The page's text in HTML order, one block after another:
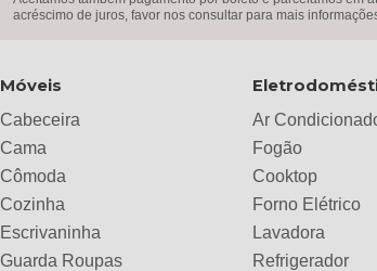
acréscimo de juros, favor nos consultar para mais
Móveis
Cabeceira
Cama
Cômoda
Cozinha
Escrivaninha
Guarda Roupas
Ar
Fogão
Cooktop
Forno Elétrico
Lavadora
Refrigerador